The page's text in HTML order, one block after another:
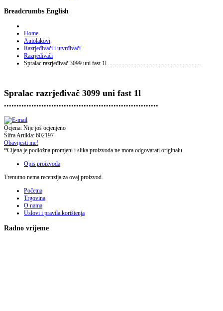
Breadcrumbs English
Home
Autolakovi
Razrjeđivači i utvrđivači
Razrjeđivači
Spralac razrjeđivač 3099 uni fast 1l ..............................................................
Spralac razrjeđivač 3099 uni fast 1l
..............................................................
Ocjena: Nije još ocjenjeno
Šifra Artikla: 602197
Obavijesti me!
*Cijena je podložna promjeni i slika proizvoda ne mora odgovarati originalu.
Opis proizvoda
Trenutno nema recenzija za ovaj proizvod.
Početna
Trgovina
O nama
Uslovi i pravila korištenja
Radno vrijeme